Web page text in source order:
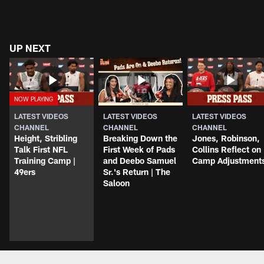
UP NEXT
LATEST VIDEOS
CHANNEL
Height, Stribling
Talk First NFL
Training Camp |
49ers
LATEST VIDEOS
CHANNEL
Breaking Down the
First Week of Pads
and Deebo Samuel
Sr.'s Return | The
Saloon
LATEST VIDEOS
CHANNEL
Jones, Robinson,
Collins Reflect on
Camp